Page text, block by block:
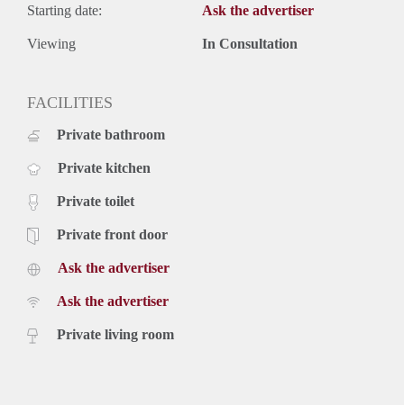
Starting date: Ask the advertiser
Viewing In Consultation
FACILITIES
Private bathroom
Private kitchen
Private toilet
Private front door
Ask the advertiser
Ask the advertiser
Private living room